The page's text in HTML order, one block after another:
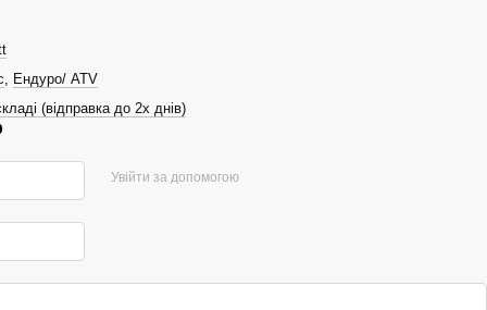
, Ендуро/ ATV
(відправка до 2х днів)
Увійти за допомогою